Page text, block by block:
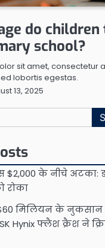
do
school?
sit amet, consectetur
lobortis egestas.
13, 2025
$2,000 के नीचे अटका:
रोका
$60 मिलियन के
Hynix फ्लैश क्रैश ने